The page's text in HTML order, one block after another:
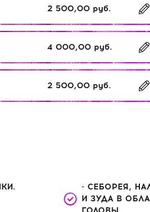
2 500,00 руб.
4 000,00 руб.
2 500,00 руб.
- СЕБОРЕЯ,
И ЗУДА В